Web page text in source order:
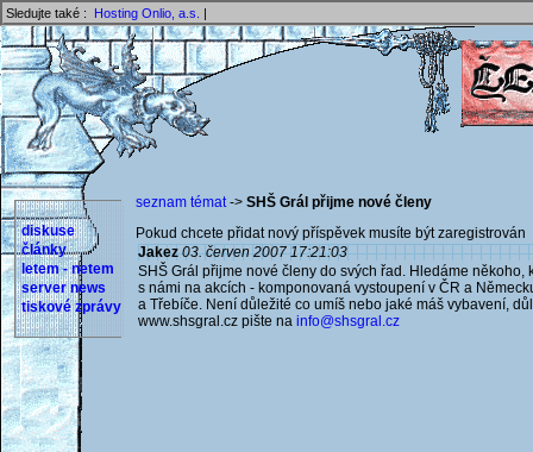
Sledujte také : Hosting Onlio, a.s. |
diskuse
články
letem - netem
server news
tiskové zprávy
seznam témat-> SHŠ Grál přijme nové členy
Pokud chcete přidat nový příspěvek musíte být
Jakez 03. červen 2007 17:21:03
SHŠ Grál přijme nové členy do svých řad. Hledáme
s námi na akcích - komponovaná vystoupení v ČR a
a Třebíče. Není důležité co umíš nebo jaké máš vybavení,
www.shsgral.cz pište na info@shsgral.cz